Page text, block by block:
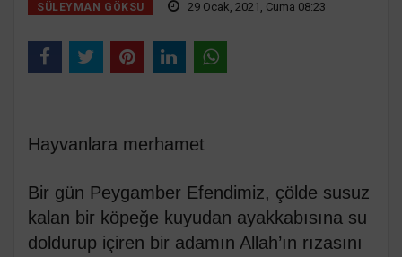
SÜLEYMAN GÖKSU 29 Ocak, 2021, Cuma 08:23
Hayvanlara merhamet
Bir gün Peygamber Efendimiz, çölde susuz
kalan bir köpeğe kuyudan ayakkabısına su
doldurup içiren bir adamın Allah’ın rızasını